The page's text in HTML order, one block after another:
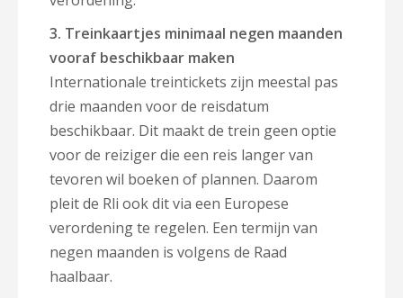
3. Treinkaartjes minimaal negen maanden
vooraf beschikbaar maken
Internationale treintickets zijn meestal pas
drie maanden voor de reisdatum
beschikbaar. Dit maakt de trein geen optie
voor de reiziger die een reis langer van
tevoren wil boeken of plannen. Daarom
pleit de Rli ook dit via een Europese
verordening te regelen. Een termijn van
negen maanden is volgens de Raad
haalbaar.